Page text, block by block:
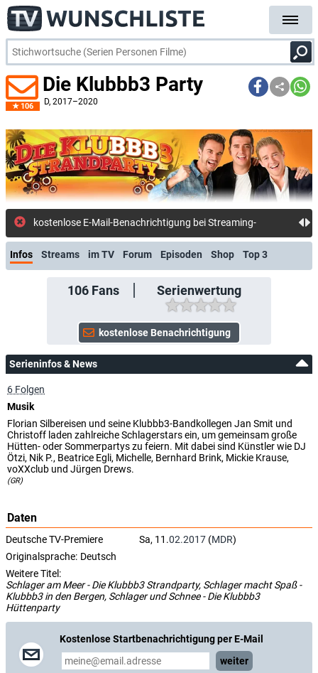
106
Die Klubbb3 Party
D, 2017–2020
Infos Streams im TV Forum Episoden Shop Top 3
106Fans Serienwertung
Serieninfos & News
6 Folgen
Musik
Florian Silbereisen und seine Klubbb3-Bandkollegen Jan Smit und
Christoff laden zahlreiche Schlagerstars ein, um gemeinsam große
Hütten- oder Sommerpartys zu feiern. Mit dabei sind Künstler wie DJ
Ötzi, Nik P., Beatrice Egli, Michelle, Bernhard Brink, Mickie Krause,
voXXclub und Jürgen Drews.
(GR)
Daten
Deutsche TV-Premiere Sa, 11.02.2017 (MDR)
Originalsprache: Deutsch
Weitere Titel:
Schlager am Meer - Die Klubbb3 Strandparty, Schlager macht Spaß -
Klubbb3 in den Bergen, Schlager und Schnee - Die Klubbb3
Hüttenparty
Kostenlose Startbenachrichtigung per E-Mail
weiter